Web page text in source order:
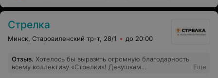
желания что-либо заказывать.
Стрелка
Минск, Старовиленский тр-т, 28/1 до 20:00
Отзыв. Хотелось бы выразить огромную благодарность
всему коллективу «Стрелки»! Девушкам
Еще